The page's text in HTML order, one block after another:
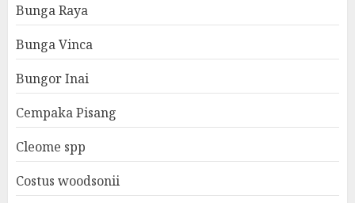
Bunga Raya
Bunga Vinca
Bungor Inai
Cempaka Pisang
Cleome spp
Costus woodsonii